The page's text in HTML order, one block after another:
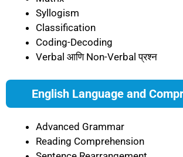
Syllogism
Classification
Coding-Decoding
Verbal आणि Non-Verbal प्रश्न
English Language and
Advanced Grammar
Reading Comprehension